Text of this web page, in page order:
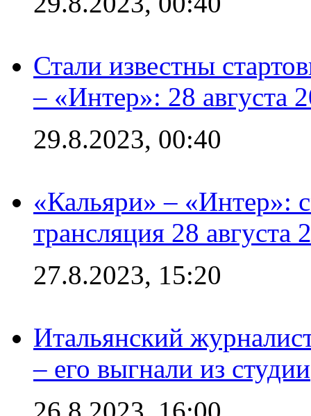
Стали известны
– «Интер»: 28 августа
29.8.2023, 00:40
«Кальяри» – «Интер»:
трансляция 28 августа
27.8.2023, 15:20
Итальянский
– его выгнали из студии